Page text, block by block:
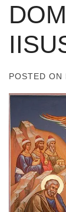
POSTED ON